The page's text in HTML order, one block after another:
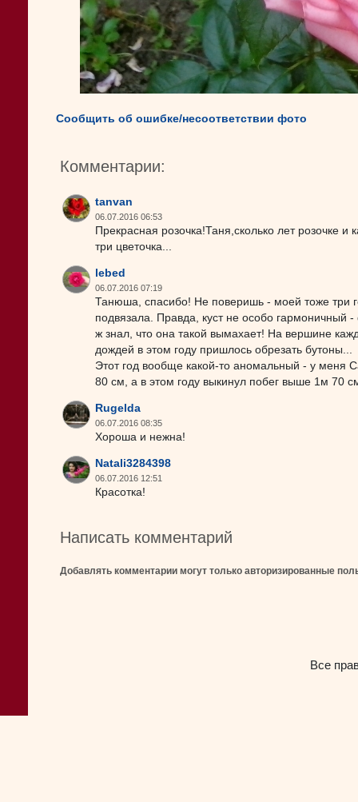
Сообщить об ошибке/несоответствии фото
Комментарии:
tanvan
06.07.2016 06:53
Прекрасная розочка!Таня,сколько лет розочке
три цветочка...
lebed
06.07.2016 07:19
Танюша, спасибо! Не поверишь - моей тоже три
подвязала. Правда, куст не особо гармоничный
ж знал, что она такой вымахает! На вершине
дождей в этом году пришлось обрезать бутоны...
Этот год вообще какой-то аномальный - у меня
80 см, а в этом году выкинул побег выше 1м 70
Rugelda
06.07.2016 08:35
Хороша и нежна!
Natali3284398
06.07.2016 12:51
Красотка!
Написать комментарий
Добавлять комментарии могут только авторизированные
Все